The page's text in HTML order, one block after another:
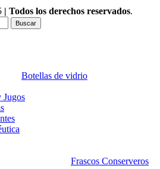
| Todos los derechos reservados.
Buscar
Botellas de vidrio
Jugos
Frascos Conserveros